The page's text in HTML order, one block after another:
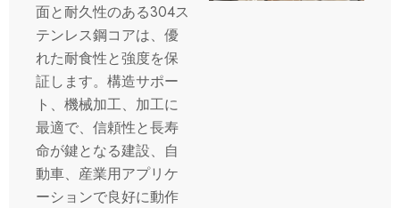
面と耐久性のある304ス
テンレス鋼コアは、優
れた耐食性と強度を保
証します。構造サポー
ト、機械加工、加工に
最適で、信頼性と長寿
命が鍵となる建設、自
動車、産業用アプリケ
ーションで良好に動作